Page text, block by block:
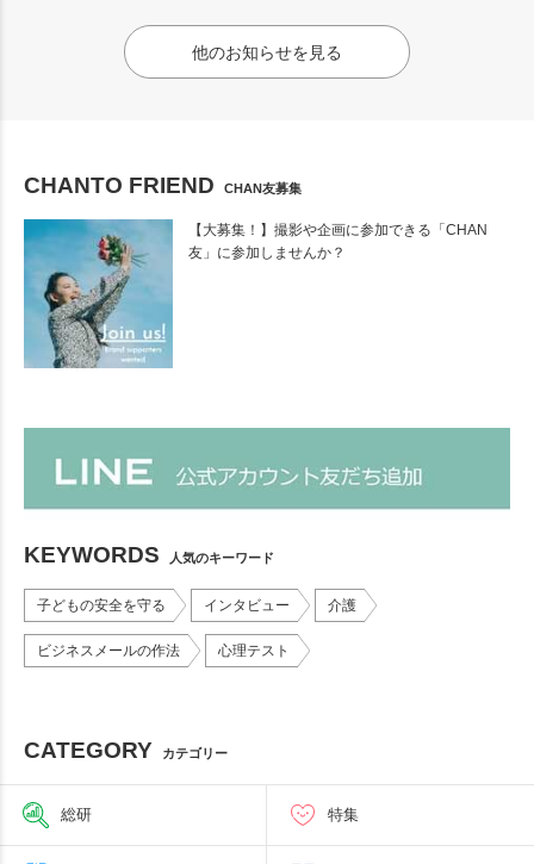
他のお知らせを見る
CHANTO FRIEND CHAN友募集
【大募集！】撮影や企画に参加できる「CHAN
友」に参加しませんか？
KEYWORDS 人気のキーワード
子どもの安全を守る インタビュー 介護
ビジネスメールの作法 心理テスト
CATEGORY カテゴリー
総研 特集